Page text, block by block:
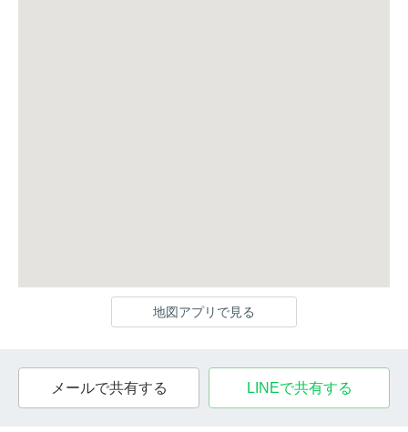
地図アプリで見る
メールで共有する LINEで共有する